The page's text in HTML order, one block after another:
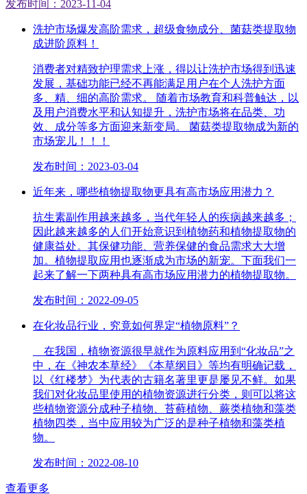
发布时间：2023-11-04
洗护市场爆发高阶需求，超级食物成分、菌菇类提取物
成进阶原料！
消费者对精致护理需求上涨，得以让洗护市场得到迅速
发展，基础功能已经不再能满足用户在个人洗护方面
多、精、细的高阶需求。 随着市场教育和科普触达，以
及用户消费水平和认知提升，洗护市场将在品类、功
效、成分等多方面迎来新变局。 菌菇类提取物成为新的
市场宠儿！！！
发布时间：2023-03-04
近年来，哪些植物提取物更具有高市场应用潜力？
抗生素副作用越来越多，当代年轻人的疾病越来越多；
因此越来越多的人们开始意识到植物药和植物提取物的
健康益处。其保健功能、营养保健的食品需求大大增
加。植物提取应用也逐渐成为市场的新宠。下面我们一
起来了解一下两种具有高市场应用潜力的植物提取物。
发布时间：2022-09-05
在化妆品行业，究竟如何界定“植物原料”？
在我国，植物资源很早就作为原料应用到“化妆品”之
中，在《神农本草经》《本草纲目》等均有明确记载，
以《红楼梦》为代表的古籍名著里更是屡见不鲜。如果
我们对化妆品里使用的植物资源进行分类，则可以将这
些植物资源分成种子植物、苔藓植物、蕨类植物和藻类
植物四类，当中应用较为广泛的是种子植物和藻类植
物。
发布时间：2022-08-10
查看更多